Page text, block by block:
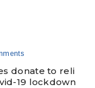
donate to reli
19 lockdown